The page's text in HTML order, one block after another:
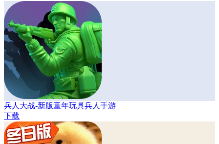
兵人大战-新版童年玩具兵人手游
下载